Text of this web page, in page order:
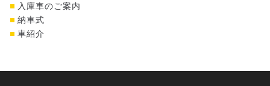
入庫車のご案内
納車式
車紹介